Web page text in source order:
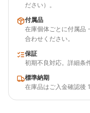
ださい）。
付属品
在庫個体ごとに付属品
合わせください。
保証
初期不良対応。詳細条
標準納期
在庫品はご入金確認後